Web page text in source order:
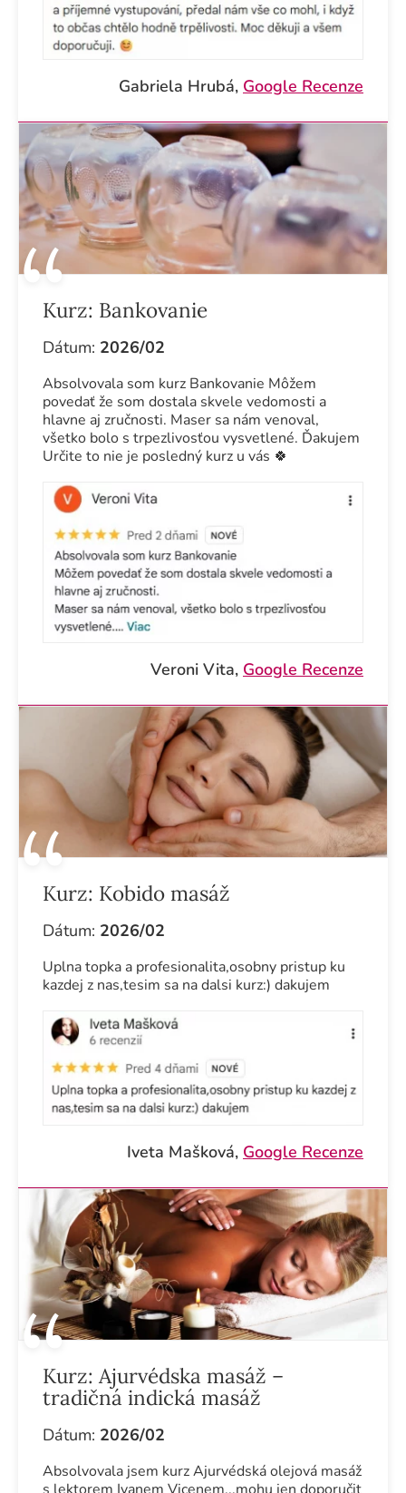
Gabriela Hrubá, Google Recenze
Kurz: Bankovanie
Dátum: 2026/02
Absolvovala som kurz Bankovanie Môžem
povedať že som dostala skvele vedomosti a
hlavne aj zručnosti. Maser sa nám venoval,
všetko bolo s trpezlivosťou vysvetlené. Ďakujem
Určite to nie je posledný kurz u vás 🍀
Veroni Vita, Google Recenze
Kurz: Kobido masáž
Dátum: 2026/02
Uplna topka a profesionalita,osobny pristup ku
kazdej z nas,tesim sa na dalsi kurz:) dakujem
Iveta Mašková, Google Recenze
Kurz: Ajurvédska masáž –
tradičná indická masáž
Dátum: 2026/02
Absolvovala jsem kurz Ajurvédská olejová masáž
s lektorem Ivanem Vicenem...mohu jen doporučit